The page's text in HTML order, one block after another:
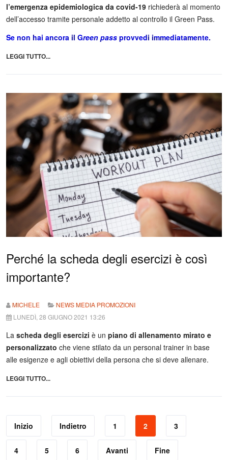
l’emergenza epidemiologica da covid-19 richiederà al momento
dell’accesso tramite personale addetto al controllo il Green Pass.
Se non hai ancora il Green pass provvedi immediatamente.
LEGGI TUTTO...
Perché la scheda degli esercizi è così
importante?
MICHELE
NEWS MEDIA PROMOZIONI
LUNEDÌ, 28 GIUGNO 2021 13:26
La scheda degli esercizi è un piano di allenamento mirato e
personalizzato che viene stilato da un personal trainer in base
alle esigenze e agli obiettivi della persona che si deve allenare.
LEGGI TUTTO...
Inizio Indietro 1 2 3
4 5 6 Avanti Fine